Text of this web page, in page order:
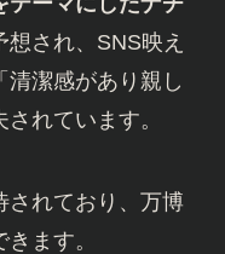
想され、SNS映え
潔感があり親し
れています。
されており、万博
ます。